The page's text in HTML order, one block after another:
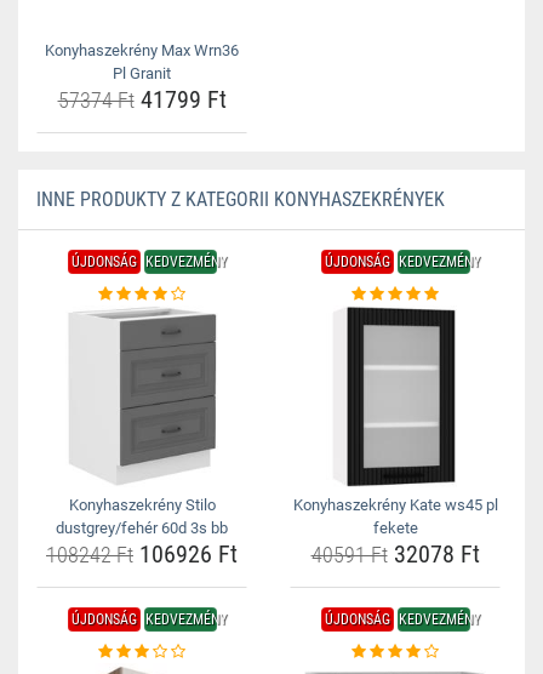
Konyhaszekrény Max Wrn36
Pl Granit
57374 Ft41799 Ft
INNE PRODUKTY Z KATEGORII KONYHASZEKRÉNYEK
ÚJDONSÁG KEDVEZMÉNY
Konyhaszekrény Stilo
dustgrey/fehér 60d 3s bb
108242 Ft 106926 Ft
ÚJDONSÁG KEDVEZMÉNY
Konyhaszekrény Kate ws45 pl
fekete
40591 Ft32078 Ft
ÚJDONSÁG KEDVEZMÉNY ÚJDONSÁG KEDVEZMÉNY